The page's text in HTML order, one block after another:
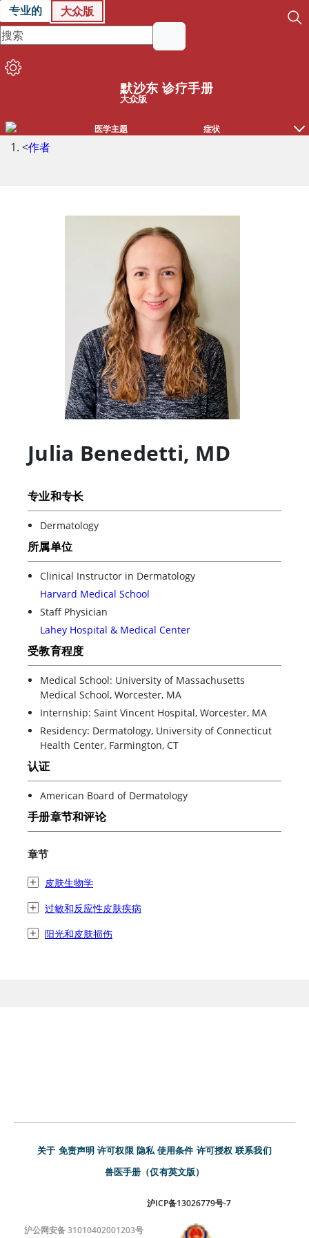
专业的 大众版
默沙东 诊疗手册
大众版
医学主题 症状
<作者
Julia Benedetti, MD
专业和专长
Dermatology
所属单位
Clinical Instructor in Dermatology
Harvard Medical School
Staff Physician
Lahey Hospital & Medical Center
受教育程度
Medical School: University of Massachusetts
Medical School, Worcester, MA
Internship: Saint Vincent Hospital, Worcester, MA
Residency: Dermatology, University of Connecticut
Health Center, Farmington, CT
认证
American Board of Dermatology
手册章节和评论
章节
皮肤生物学
过敏和反应性皮肤疾病
阳光和皮肤损伤
关于 免责声明 许可权限 隐私 使用条件 许可授权 联系我们
兽医手册（仅有英文版）
沪ICP备13026779号-7
沪公网安备 31010402001203号